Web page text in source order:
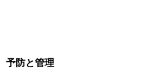
予防と管理